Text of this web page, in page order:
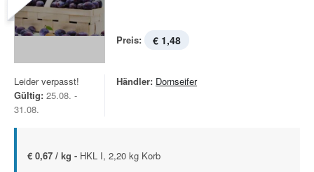
Preis: € 1,48
Leider verpasst!
Gültig: 25.08. -
31.08.
Händler: Dornseifer
€ 0,67 / kg - HKL I, 2,20 kg Korb